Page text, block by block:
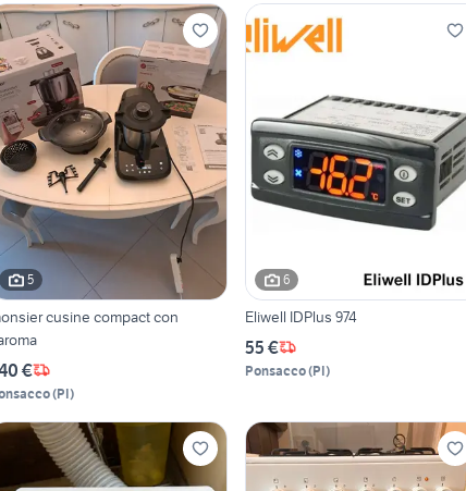
5
cusine compact con
€
(PI)
6
Eliwell IDPlus 974
55 €
Ponsacco(PI)